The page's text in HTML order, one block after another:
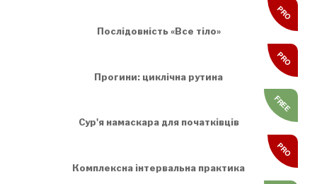
Послідовність «Все тіло»
PRO
Прогини: циклічна рутина
PRO
Сур'я намаскара для початківців
FREE
Комплексна інтервальна практика
PRO